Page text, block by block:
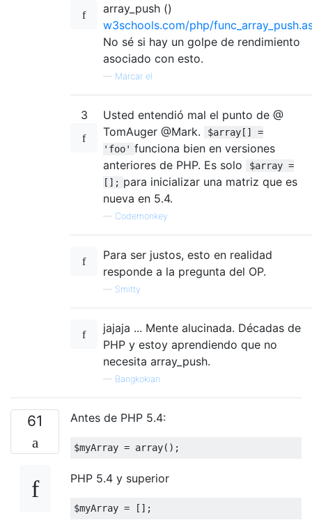
array_push ()
w3schools.com/php/
No sé si hay un golpe de rendimiento
asociado con esto.
— Marcar el
3
Usted entendió mal el punto de @
TomAuger @Mark.
$array[] =
'foo' funciona bien en versiones
anteriores de PHP. Es solo
$array =
[]; para inicializar una matriz que es
nueva en 5.4.
— Codemonkey
Para ser justos, esto en realidad
responde a la pregunta del OP.
— Smitty
jajaja ... Mente alucinada. Décadas de
PHP y estoy aprendiendo que no
necesita array_push.
— Bangkokian
61 Antes de PHP 5.4:
$myArray = array();
PHP 5.4 y superior
$myArray = [];